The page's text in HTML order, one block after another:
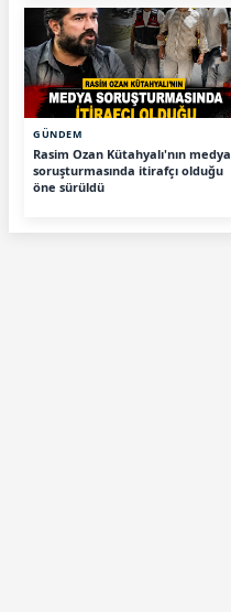
GÜNDEM
Rasim Ozan Kütahyalı'nın medya
soruşturmasında itirafçı olduğu
öne sürüldü